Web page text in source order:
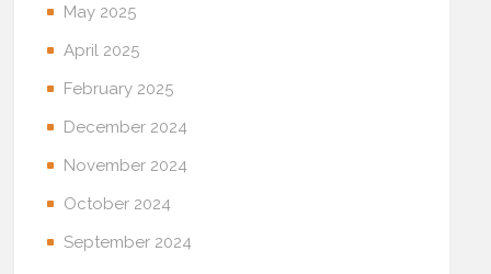
May 2025
April 2025
February 2025
December 2024
November 2024
October 2024
September 2024